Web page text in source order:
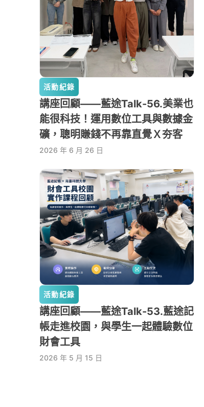
活動紀錄
講座回顧——藍途Talk-56.美業也
能很科技！運用數位工具與數據金
礦，聰明賺錢不再靠直覺Ｘ夯客
2026 年 6 月 26 日
活動紀錄
講座回顧——藍途Talk-53.藍途記
帳走進校園，與學生一起體驗數位
財會工具
2026 年 5 月 15 日